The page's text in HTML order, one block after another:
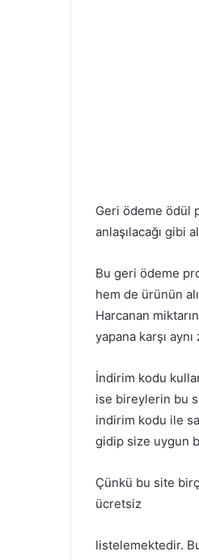
Geri ödeme ödül
anlaşılacağı gibi
Bu geri ödeme
hem de ürünün
Harcanan
yapana karşı
İndirim kodu
ise bireylerin bu
indirim kodu ile
gidip size uygun
Çünkü bu site
ücretsiz
listelemektedir.